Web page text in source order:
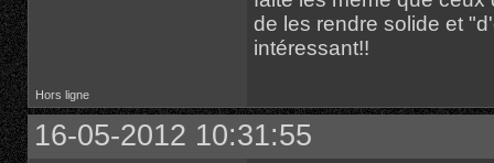
de les rendre solide et
intéressant!!
Hors ligne
16-05-2012 10:31:55